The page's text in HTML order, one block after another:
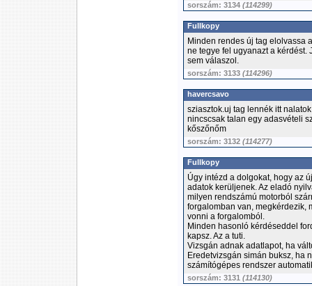
sorszám: 3134 (114299)
Fullkopy
Minden rendes új tag elolvassa
ne tegye fel ugyanazt a kérdést.
sem válaszol.
sorszám: 3133 (114296)
havercsavo
sziasztok.uj tag lennék itt
nincscsak talan egy adasvételi
kőszőnőm
sorszám: 3132 (114277)
Fullkopy
Úgy intézd a dolgokat, hogy az
adatok kerüljenek. Az eladó
milyen rendszámú motorból
forgalomban van, megkérdezik,
vonni a forgalomból.
Minden hasonló kérdéseddel
kapsz. Az a tuti.
Vizsgán adnak adatlapot, ha
Eredetvizsgán simán buksz, ha
számítógépes rendszer
sorszám: 3131 (114130)